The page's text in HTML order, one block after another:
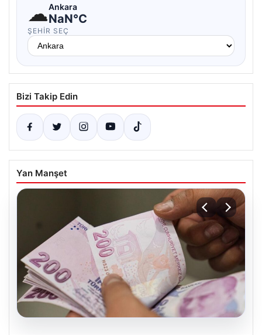
☁Ankara
NaN°C
ŞEHIR SEÇ
Bizi Takip Edin
Yan Manşet